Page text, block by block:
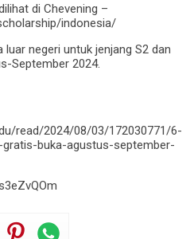
di Chevening –
indonesia/
negeri untuk jenjang S2 dan
September 2024.
read/2024/08/03/172030771/6-
buka-agustus-september-